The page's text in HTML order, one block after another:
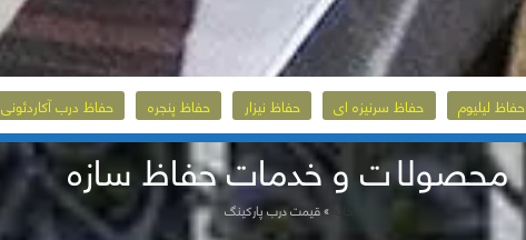
حفاظ لیلیوم حفاظ سرنیزه ای حفاظ نیزار حفاظ پنجره حفاظ درب آکاردئونی
محصولات و خدمات حفاظ سازه
»قیمت درب پارکینگ